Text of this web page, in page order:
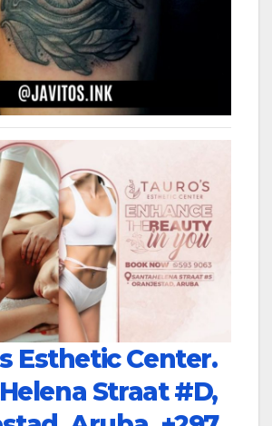
Esthetic Center.
Straat #D,